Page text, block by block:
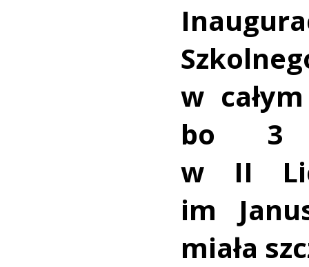
w
bo 3
w II
im
miała